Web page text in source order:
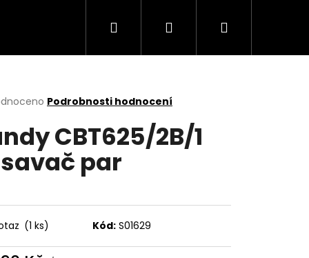
Mikrovlnné trouby
Hledat PřihlášeníNákupní
Podrobnosti hodnocení
CBT625/2B/1
par
(1 ks) Kód: S01629